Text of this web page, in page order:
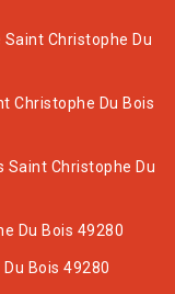
Christophe Du
Christophe Du Bois
Christophe Du
Du Bois 49280
Bois 49280